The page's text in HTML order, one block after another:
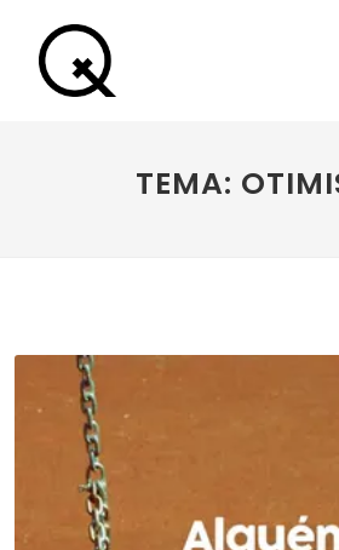
TEMA: